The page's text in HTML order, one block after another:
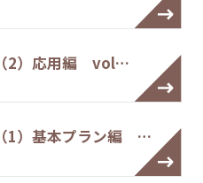
2）応用編 vol…
1）基本プラン編 …